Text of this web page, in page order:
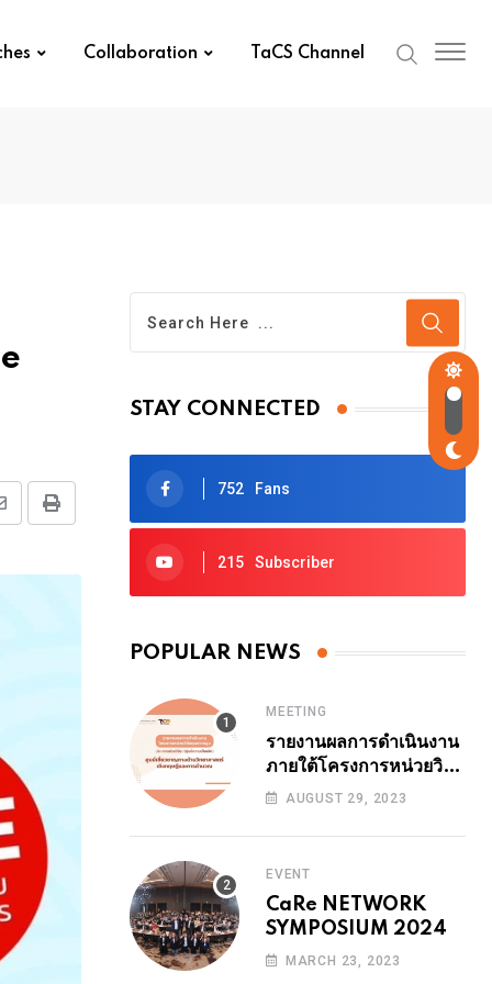
Collaboration TaCS Channel
Print
STAY CONNECTED
752 Fans
215 Subscriber
POPULAR NEWS
MEETING
รายงานผลการดำเนินงาน
ภายใต้โครงการหน่วยวิจัย
คุณภาพสูง ปีงบ 2564
2566) 29 สิงหาคม
สุทธิบัทม์พงศ์
AUGUST 29, 2023
EVENT
CaRe NETWORK
SYMPOSIUM 2024
MARCH 23, 2023